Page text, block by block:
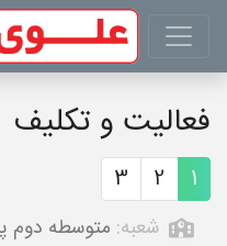
فعالیت و تکلیف
1
2
3
شعبه: متوسطه دوم